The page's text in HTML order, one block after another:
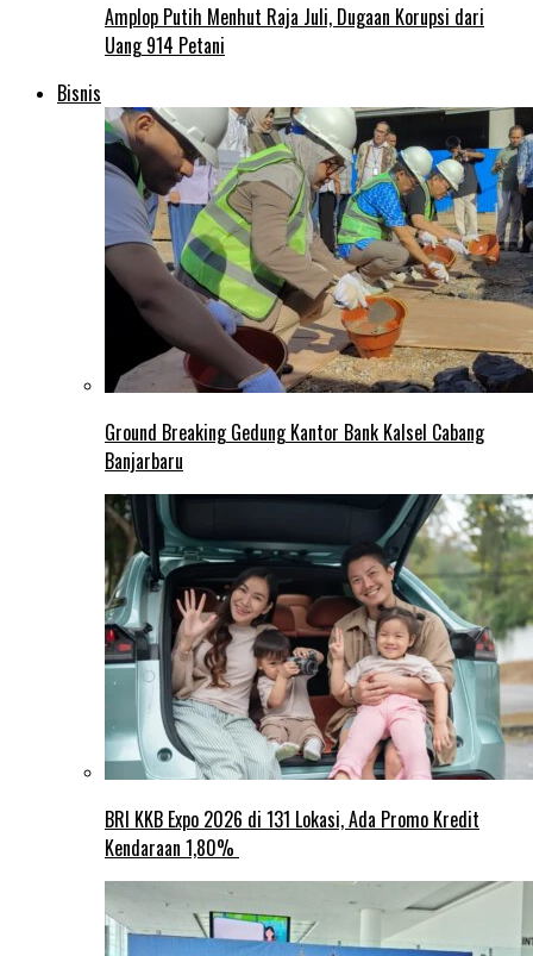
Amplop Putih Menhut Raja Juli, Dugaan Korupsi dari
Uang 914 Petani
Bisnis
Ground Breaking Gedung Kantor Bank Kalsel Cabang
Banjarbaru
BRI KKB Expo 2026 di 131 Lokasi, Ada Promo Kredit
Kendaraan 1,80%